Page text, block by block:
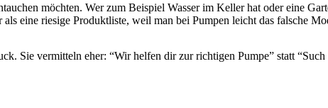
möchten. Wer zum Beispiel Wasser im Keller hat oder eine
eine riesige Produktliste, weil man bei Pumpen leicht das falsche
Sie vermitteln eher: “Wir helfen dir zur richtigen Pumpe” statt “Such